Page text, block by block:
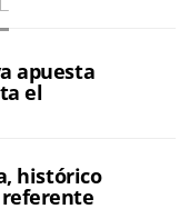
apuesta
el
histórico